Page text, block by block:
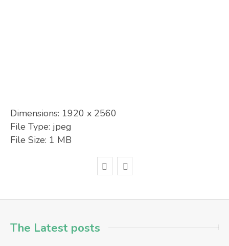
Dimensions: 1920 x 2560
File Type: jpeg
File Size: 1 MB
The Latest posts